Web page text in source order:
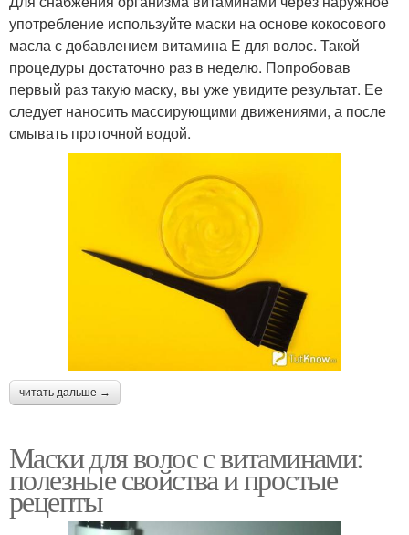
употребление используйте маски на основе кокосового
масла с добавлением витамина Е для волос. Такой
процедуры достаточно раз в неделю. Попробовав
первый раз такую маску, вы уже увидите результат. Ее
следует наносить массирующими движениями, а после
смывать проточной водой.
читать дальше →
Маски для волос с витаминами:
полезные свойства и простые
рецепты